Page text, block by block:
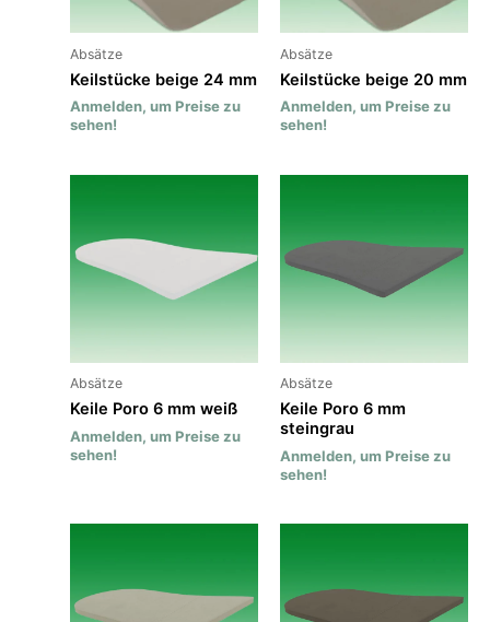
Absätze
Keilstücke beige 24 mm
Anmelden, um Preise zu
sehen!
Absätze
Keilstücke beige 20 mm
Anmelden, um Preise zu
sehen!
Absätze
Keile Poro 6 mm weiß
Anmelden, um Preise zu
sehen!
Absätze
Keile Poro 6 mm
steingrau
Anmelden, um Preise zu
sehen!